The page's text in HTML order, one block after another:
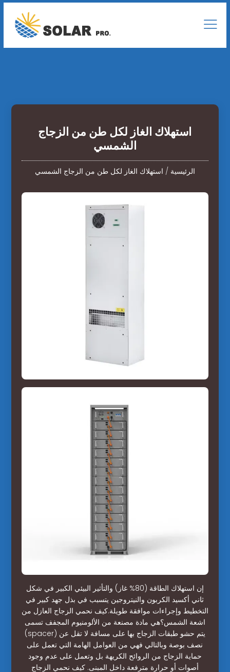
استهلاك الغاز لكل طن من الزجاج
الشمسي
الرئيسية / استهلاك الغاز لكل طن من الزجاج الشمسي
إن استهلاك الطاقة (80% غاز) والتأثير البيئي الكبير في شكل
ثاني أكسيد الكربون والنيتروجين يتسبب في بذل جهد كبير في
التخطيط وإجراءات موافقة طويلة.كيف نحمي الزجاج العازل من
اشعة الشمس؟هي مادة مصنعة من الألومنيوم المجفف تسمى
(spacer) يتم حشو طبقات الزجاج بها على مسافة لا تقل عن
نصف بوصة وبالتالي فهي من العوامل الهامة التي تعمل على
حماية الزجاج من الروائح الكريهة بل وتعمل على عدم وجود
أصوات أو حرارة مترفعة داخل المبنى. كيف نحمي الزجاج